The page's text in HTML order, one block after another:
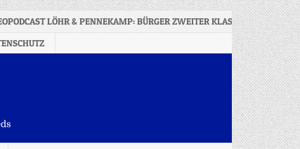
LÖHR & PENNEKAMP: BÜRGER ZWEITER KLASSE? DIE RENTE,